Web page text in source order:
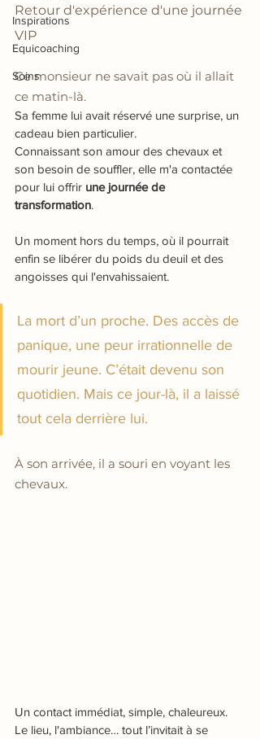
Inspirations
Equicoaching
Soins
Retour d'expérience d'une journée
VIP
Ce monsieur ne savait pas où il allait
ce matin-là.
Sa femme lui avait réservé une surprise, un
cadeau bien particulier.
Connaissant son amour des chevaux et
son besoin de souffler, elle m'a contactée
pour lui offrir une journée de
transformation.
Un moment hors du temps, où il pourrait
enfin se libérer du poids du deuil et des
angoisses qui l'envahissaient.
La mort d’un proche. Des accès de
panique, une peur irrationnelle de
mourir jeune. C’était devenu son
quotidien. Mais ce jour-là, il a laissé
tout cela derrière lui.
À son arrivée, il a souri en voyant les
chevaux.
Un contact immédiat, simple, chaleureux.
Le lieu, l'ambiance… tout l’invitait à se